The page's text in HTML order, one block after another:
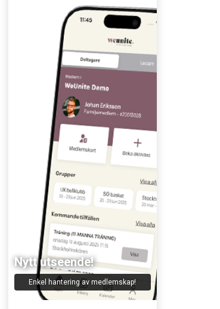
Nytt utseende!
Enkel hantering av medlemskap!